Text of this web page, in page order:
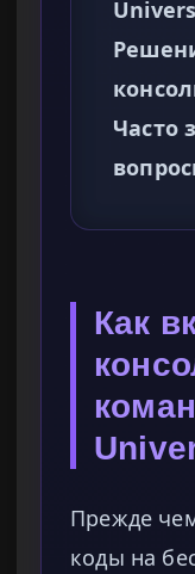
Часто
Как
Прежде
коды на